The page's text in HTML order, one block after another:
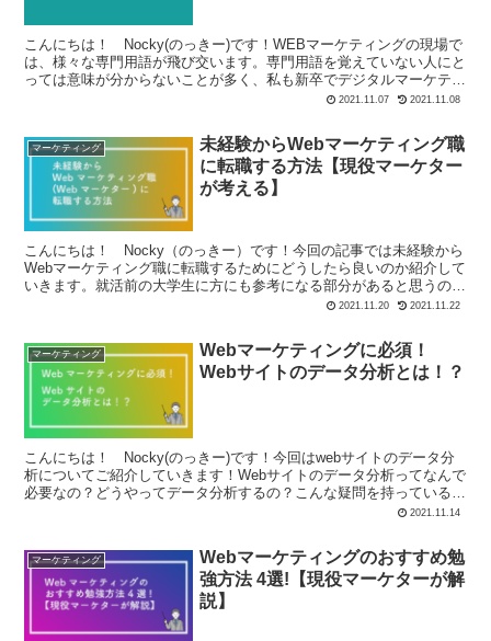
こんにちは！ Nocky(のっきー)です！WEBマーケティングの現場で
は、様々な専門用語が飛び交います。専門用語を覚えていない人にと
っては意味が分からないことが多く、私も新卒でデジタルマーケティ
ングの部署に配属された際に戸惑ったことを覚えて...
2021.11.07 2021.11.08
マーケティング
未経験からWebマーケティング職
に転職する方法【現役マーケター
が考える】
こんにちは！ Nocky（のっきー）です！今回の記事では未経験から
Webマーケティング職に転職するためにどうしたら良いのか紹介して
いきます。就活前の大学生に方にも参考になる部分があると思うの
で、是非、お付き合いください！3分程度で読み終わり...
2021.11.20 2021.11.22
マーケティング
Webマーケティングに必須！
Webサイトのデータ分析とは！？
こんにちは！ Nocky(のっきー)です！今回はwebサイトのデータ分
析についてご紹介していきます！Webサイトのデータ分析ってなんで
必要なの？どうやってデータ分析するの？こんな疑問を持っている方
2021.11.14
マーケティング
Webマーケティングのおすすめ勉
強方法 4選!【現役マーケターが解
説】